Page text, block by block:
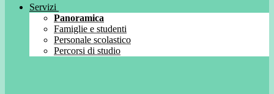
Servizi
Panoramica
Famiglie e studenti
Personale scolastico
Percorsi di studio